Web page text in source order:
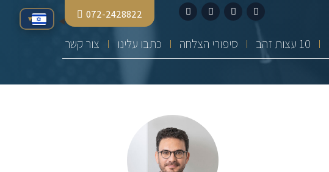
072-2428822
10 עצות זהב סיפורי הצלחה כתבו עלינו צור קשר
▾